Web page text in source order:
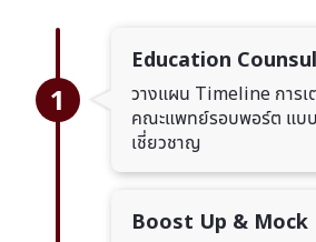
1
Education
วางแผน Timeline การเ
คณะแพทย์รอบพอร์ต แบ
เชี่ยวชาญ
Boost Up & Mock